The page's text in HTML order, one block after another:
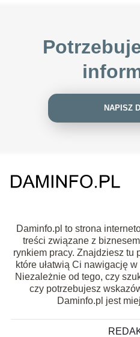
NAPISZ
Daminfo.pl to strona
treści związane z
rynkiem pracy. Znajdziesz tu
które ułatwią Ci nawigację
Niezależnie od tego, czy
czy potrzebujesz
Daminfo.pl jest